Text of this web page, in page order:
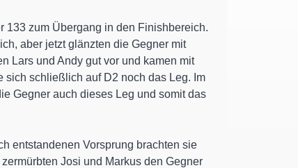
133 zum Übergang in den Finishbereich.
aber jetzt glänzten die Gegner mit
Lars und Andy gut vor und kamen mit
sich schließlich auf D2 noch das Leg. Im
Gegner auch dieses Leg und somit das
entstandenen Vorsprung brachten sie
Josi und Markus den Gegner